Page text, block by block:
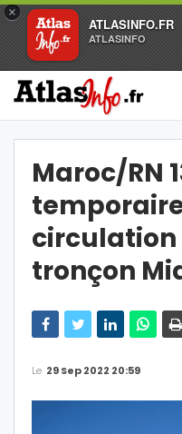
×
ATLASINFO.FR
ATLASINFO
Maroc/RN
circulation
tronçon
Le 29 Sep 2022 20:59